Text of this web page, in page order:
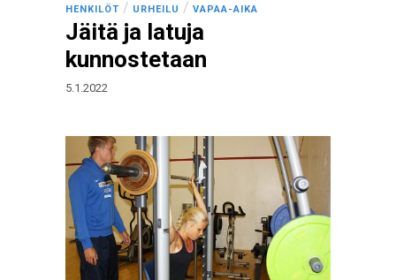
HENKILÖT / URHEILU / VAPAA-AIKA
Jäitä ja latuja
kunnostetaan
5.1.2022